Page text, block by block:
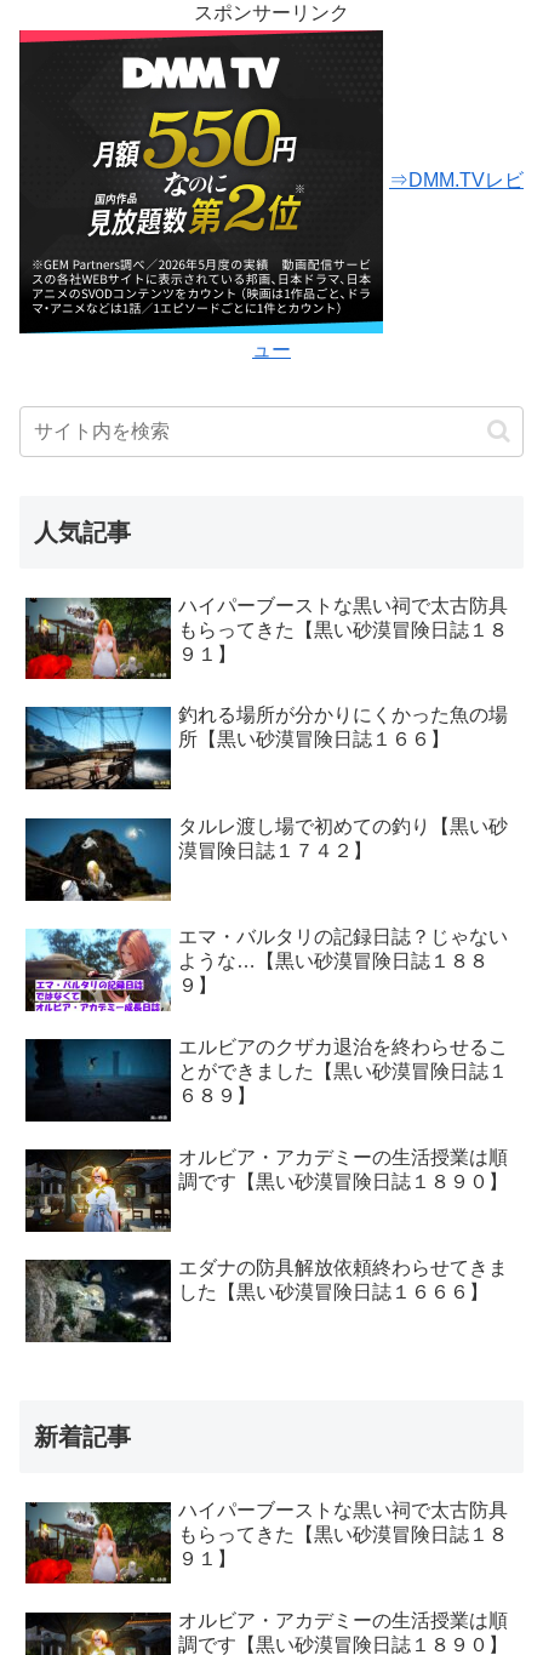
スポンサーリンク
⇒DMM.TVレビ
ュー
人気記事
ハイパーブーストな黒い祠で太古防具
もらってきた【黒い砂漠冒険日誌１８
９１】
釣れる場所が分かりにくかった魚の場
所【黒い砂漠冒険日誌１６６】
タルレ渡し場で初めての釣り【黒い砂
漠冒険日誌１７４２】
エマ・バルタリの記録日誌？じゃない
ような…【黒い砂漠冒険日誌１８８
９】
エルビアのクザカ退治を終わらせるこ
とができました【黒い砂漠冒険日誌１
６８９】
オルビア・アカデミーの生活授業は順
調です【黒い砂漠冒険日誌１８９０】
エダナの防具解放依頼終わらせてきま
した【黒い砂漠冒険日誌１６６６】
新着記事
ハイパーブーストな黒い祠で太古防具
もらってきた【黒い砂漠冒険日誌１８
９１】
オルビア・アカデミーの生活授業は順
調です【黒い砂漠冒険日誌１８９０】